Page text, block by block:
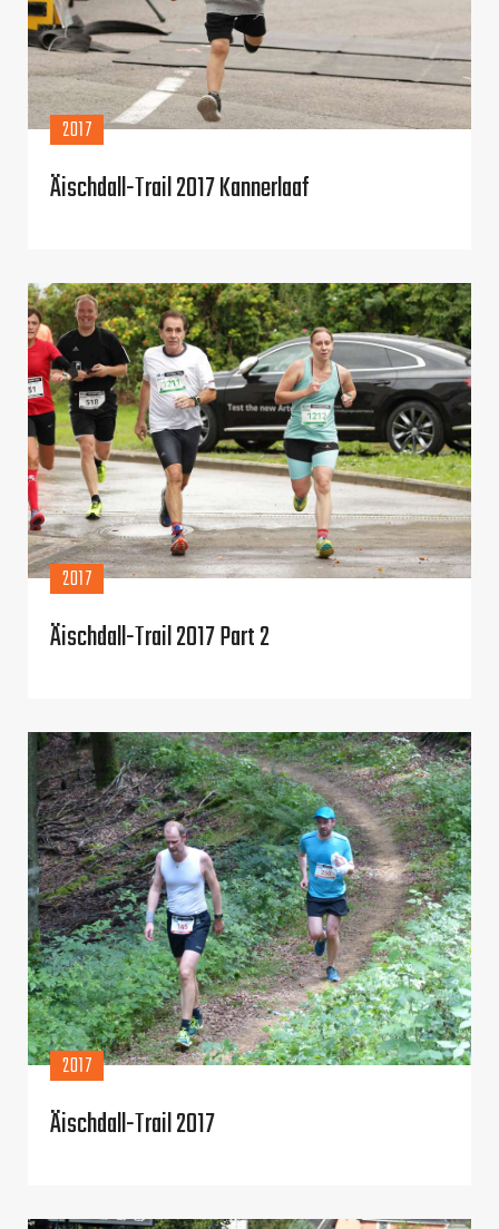
2017
Äischdall-Trail 2017 Kannerlaaf
2017
Äischdall-Trail 2017 Part 2
2017
Äischdall-Trail 2017